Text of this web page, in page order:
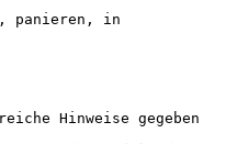
in
Hinweise gegeben